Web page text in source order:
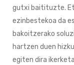
gutxi baitituzte.
ezinbestekoa da
bakoitzerako
hartzen duen
egiten dira